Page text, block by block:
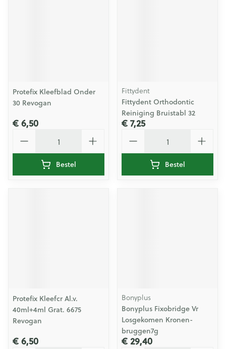
Protefix Kleefblad Onder
30 Revogan
€ 6,50
Bestel
Fittydent
Fittydent Orthodontic
Reiniging Bruistabl 32
€ 7,25
Bestel
Protefix Kleefcr Al.v.
40ml+4ml Grat. 6675
Revogan
€ 6,50
Bonyplus
Bonyplus Fixobridge Vr
Losgekomen Kronen-
bruggen7g
€ 29,40